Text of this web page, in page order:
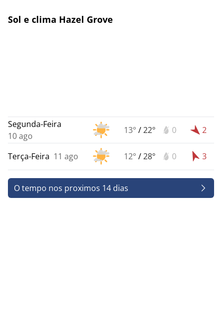
Sol e clima Hazel Grove
Segunda-Feira
10 ago
13° /22° 0 2
Terça-Feira 11 ago 12° /28° 0 3
O tempo nos proximos 14 dias